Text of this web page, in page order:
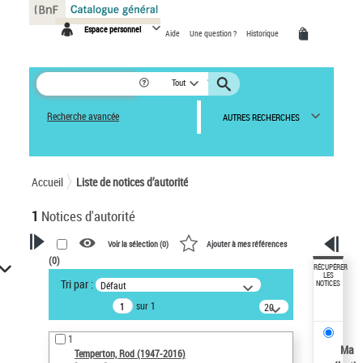
Espace personnel Aide Une question ? Historique
Tout
Recherche avancée AUTRES RECHERCHES
Accueil Liste de notices d’autorité
1 Notices d'autorité
VOTRE RECHERCHE
Recherche avancée dans les
notices d’autorité
Œuvres liées à l'auteur :
Temperton, Rod (1947-2016)
Voir la sélection (0) Ajouter à mes références
(0)
Tri par : Défaut
sur 1
20
résultats/page
1
Temperton, Rod (1947-2016)
RÉCUPÉRER
LES
NOTICES
Ma
Panneau de gestion des cookies